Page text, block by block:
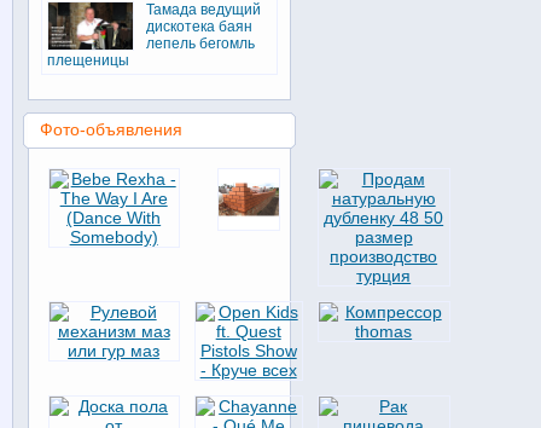
Тамада ведущий
дискотека баян
лепель бегомль
плещеницы
Фото-объявления